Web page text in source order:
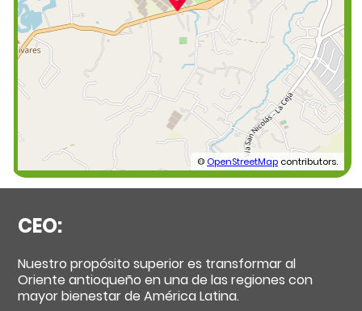
© OpenStreetMapcontributors.
CEO:
Nuestro propósito superior es transformar al
Oriente antioqueño en una de las regiones con
mayor bienestar de América Latina.